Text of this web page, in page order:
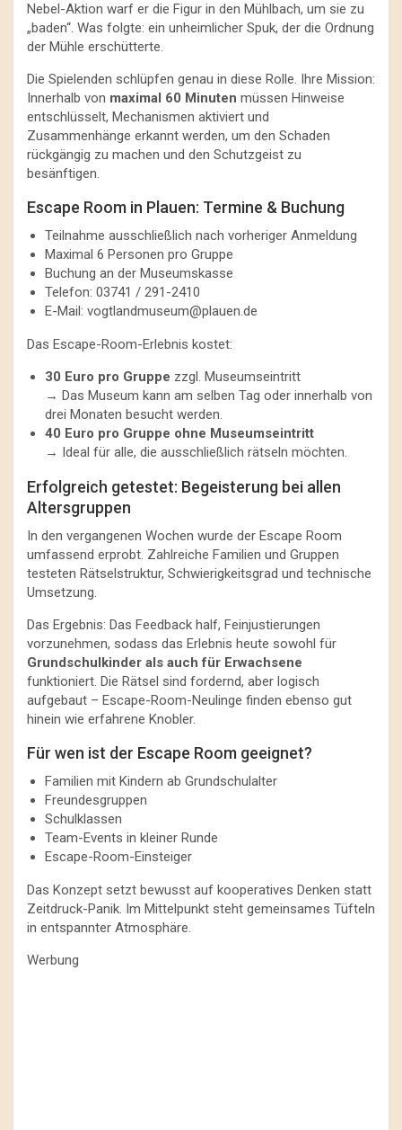
Nebel-Aktion warf er die Figur in den Mühlbach, um sie zu
„baden“. Was folgte: ein unheimlicher Spuk, der die Ordnung
der Mühle erschütterte.
Die Spielenden schlüpfen genau in diese Rolle. Ihre Mission:
Innerhalb von maximal 60 Minuten müssen Hinweise
entschlüsselt, Mechanismen aktiviert und
Zusammenhänge erkannt werden, um den Schaden
rückgängig zu machen und den Schutzgeist zu
besänftigen.
Escape Room in Plauen: Termine & Buchung
Teilnahme ausschließlich nach vorheriger Anmeldung
Maximal 6 Personen pro Gruppe
Buchung an der Museumskasse
Telefon: 03741 / 291-2410
E-Mail: vogtlandmuseum@plauen.de
Das Escape-Room-Erlebnis kostet:
30 Euro pro Gruppe zzgl. Museumseintritt
→ Das Museum kann am selben Tag oder innerhalb von
drei Monaten besucht werden.
40 Euro pro Gruppe ohne Museumseintritt
→ Ideal für alle, die ausschließlich rätseln möchten.
Erfolgreich getestet: Begeisterung bei allen
Altersgruppen
In den vergangenen Wochen wurde der Escape Room
umfassend erprobt. Zahlreiche Familien und Gruppen
testeten Rätselstruktur, Schwierigkeitsgrad und technische
Umsetzung.
Das Ergebnis: Das Feedback half, Feinjustierungen
vorzunehmen, sodass das Erlebnis heute sowohl für
Grundschulkinder als auch für Erwachsene
funktioniert. Die Rätsel sind fordernd, aber logisch
aufgebaut – Escape-Room-Neulinge finden ebenso gut
hinein wie erfahrene Knobler.
Für wen ist der Escape Room geeignet?
Familien mit Kindern ab Grundschulalter
Freundesgruppen
Schulklassen
Team-Events in kleiner Runde
Escape-Room-Einsteiger
Das Konzept setzt bewusst auf kooperatives Denken statt
Zeitdruck-Panik. Im Mittelpunkt steht gemeinsames Tüfteln
in entspannter Atmosphäre.
Werbung